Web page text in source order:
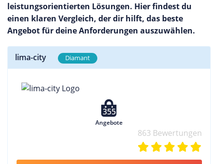
leistungsorientierten Lösungen. Hier findest du
einen klaren Vergleich, der dir hilft, das beste
Angebot für deine Anforderungen auszuwählen.
lima-city Diamant
355
Angebote
863 Bewertungen